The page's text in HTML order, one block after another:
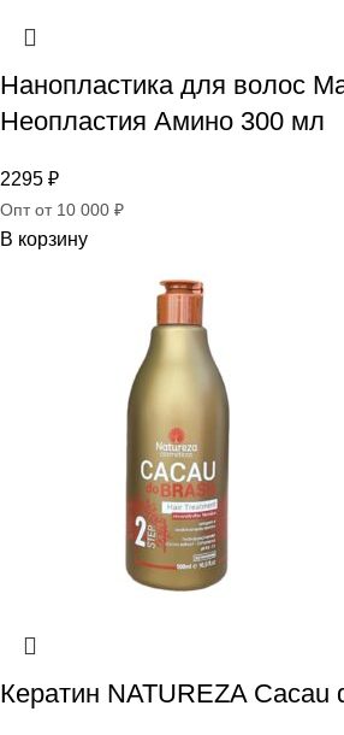
Нанопластика для волос
Неопластия Амино 300 мл
2295 ₽
Опт от 10 000 ₽
В корзину
Кератин NATUREZA Cacau